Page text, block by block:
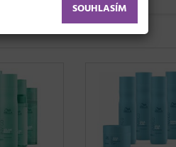
SOUHLASÍM